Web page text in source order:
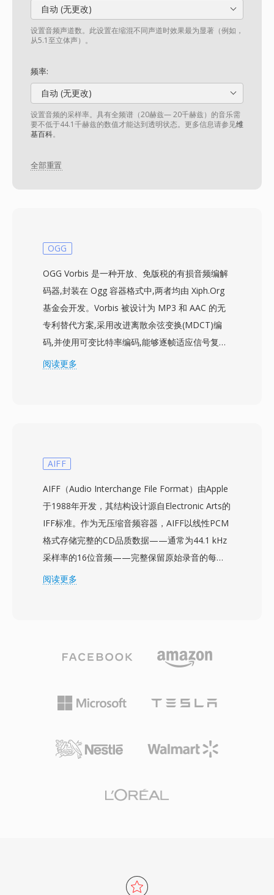
自动 (无更改)
设置音频声道数。此设置在缩混不同声道时效果最为显著（例如，
从5.1至立体声）。
频率:
自动 (无更改)
设置音频的采样率。具有全频谱（20赫兹— 20千赫兹）的音乐需
要不低于44.1千赫兹的数值才能达到透明状态。更多信息请参见维
基百科。
全部重置
OGG
OGG Vorbis 是一种开放、免版税的有损音频编解
码器,封装在 Ogg 容器格式中,两者均由 Xiph.Org
基金会开发。Vorbis 被设计为 MP3 和 AAC 的无
专利替代方案,采用改进离散余弦变换(MDCT)编
码,并使用可变比特率编码,能够逐帧适应信号复杂
度。盲听测试一致表明,Vorbis 在 96-192 kbps 范
即可实现 Vorbis 编解码。Spotify 正是因此多年来
低比特率下的质量衰减也比许多竞品更为平缓,这
就是为什么它在存储空间紧张、需要容纳大量音效
的电子游戏中依然广受欢迎。VLC、Firefox、
Chrome 和 Android 均提供原生 Vorbis 解码支
持。
阅读更多
AIFF
AIFF（Audio Interchange File Format）由Apple
于1988年开发，其结构设计源自Electronic Arts的
IFF标准。作为无压缩音频容器，AIFF以线性PCM
格式存储完整的CD品质数据——通常为44.1 kHz
采样率的16位音频——完整保留原始录音的每一
个细节，不进行有损编码。该格式以块结构组织内
MP3或AAC不同，反复保存不会降低信号质量。
Logic Pro和GarageBand，AIFF在这些软件中作
为原生工作格式使用。该容器支持多种采样率和最
辨率工作流需求。对于优先考虑无损完整性而非存
阅读更多